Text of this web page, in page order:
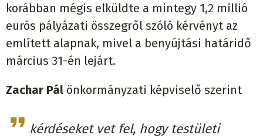
korábban mégis elküldte a mintegy 1,2 millió
eurós pályázati összegről szóló kérvényt az
említett alapnak, mivel a benyújtási határidő
március 31-én lejárt.
Zachar Pál önkormányzati képviselő szerint
kérdéseket vet fel, hogy testületi